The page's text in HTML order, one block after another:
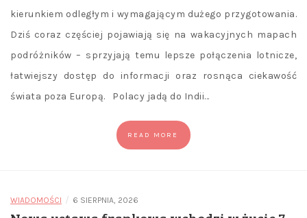
kierunkiem odległym i wymagającym dużego przygotowania.
Dziś coraz częściej pojawiają się na wakacyjnych mapach
podróżników – sprzyjają temu lepsze połączenia lotnicze,
łatwiejszy dostęp do informacji oraz rosnąca ciekawość
świata poza Europą. Polacy jadą do Indii…
READ MORE
WIADOMOŚCI / 6 SIERPNIA, 2026